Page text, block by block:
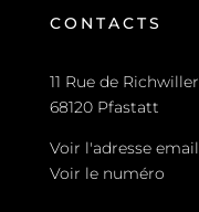
CONTACTS
11 Rue de Richwiller
68120 Pfastatt
Voir l'adresse email
Voir le numéro